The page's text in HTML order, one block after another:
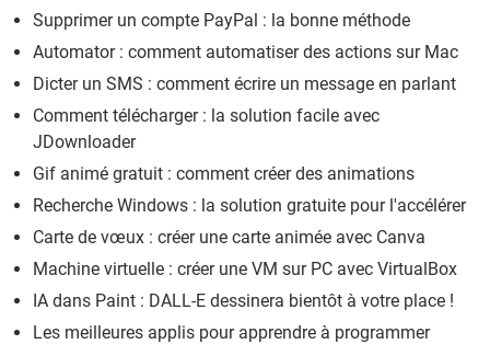
Supprimer un compte PayPal : la bonne méthode
Automator : comment automatiser des actions sur Mac
Dicter un SMS : comment écrire un message en parlant
Comment télécharger : la solution facile avec
JDownloader
Gif animé gratuit : comment créer des animations
Recherche Windows : la solution gratuite pour l'accélérer
Carte de vœux : créer une carte animée avec Canva
Machine virtuelle : créer une VM sur PC avec VirtualBox
IA dans Paint : DALL-E dessinera bientôt à votre place !
Les meilleures applis pour apprendre à programmer